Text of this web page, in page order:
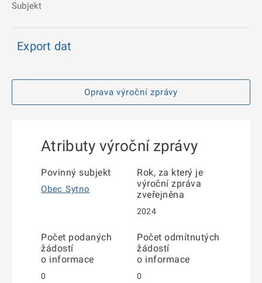
Subjekt
Export dat
Oprava výroční zprávy
Atributy výroční zprávy
Povinný subjekt
Obec Sytno
Rok, za který je
výroční zpráva
zveřejněna
2024
Počet podaných
žádostí
o informace
0
Počet odmítnutých
žádostí
o informace
0